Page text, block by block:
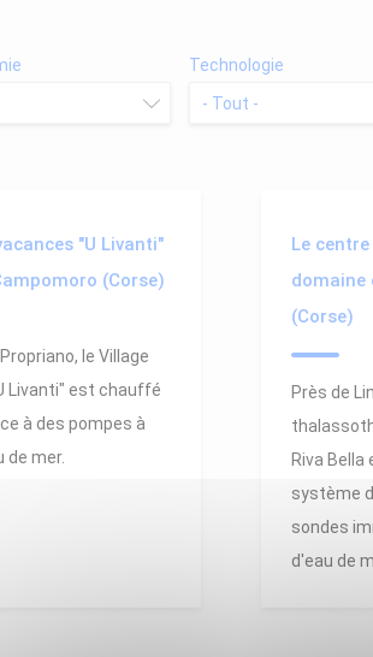
Technologie
"U Livanti"
(Corse)
le Village
Livanti" est chauffé
à des pompes à
de mer.
Le
domaine
(Corse)
Près de
Riva
système
sondes
d'eau de